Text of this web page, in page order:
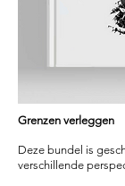
Grenzen verleggen
Deze bundel is
verschillende